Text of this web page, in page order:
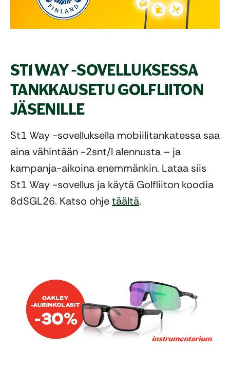
ST1 WAY -SOVELLUKSESSA
TANKKAUSETU GOLFLIITON
JÄSENILLE
St1 Way -sovelluksella mobiilitankatessa saa
aina vähintään -2snt/l alennusta – ja
kampanja-aikoina enemmänkin. Lataa siis
St1 Way -sovellus ja käytä Golfliiton koodia
8dSGL26. Katso ohjetäältä.